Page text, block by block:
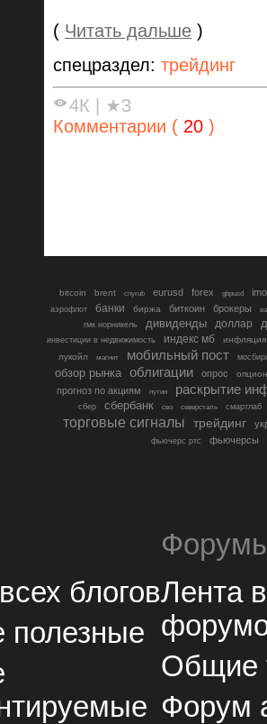
( Читать дальше )
спецраздел: трейдинг
4К
★3
Комментарии ( 20 )
bitcoin brent cnyrub eurusd forex gbpusd
аэрофлот банки биржа биткоин брокеры
гмк норникель
дивиденды доллар
инвестиции в недвижимость индекс мб
инфляция
лукойл
магнит мобильный пост
обзор рынка облигации опрос
прогноз по акциям путин раскрытие
сбер сбербанк сво северсталь смартлаб
торговые сигналы трейдинг
фьючерс ртс фьючерсы
блоговЛента
Общие
Форум